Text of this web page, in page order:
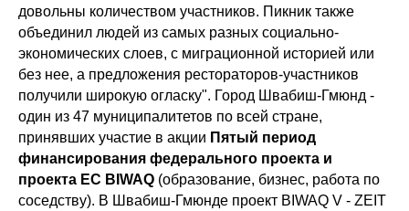
довольны количеством участников. Пикник также
объединил людей из самых разных социально-
экономических слоев, с миграционной историей или
без нее, а предложения рестораторов-участников
получили широкую огласку". Город Швабиш-Гмюнд -
один из 47 муниципалитетов по всей стране,
принявших участие в акции Пятый период
финансирования федерального проекта и
проекта ЕС BIWAQ (образование, бизнес, работа по
соседству). В Швабиш-Гмюнде проект BIWAQ V - ZEIT